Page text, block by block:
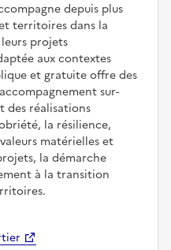
depuis plus
territoires dans la
projets
aux contextes
et gratuite offre des
sur-
des réalisations
la résilience,
matérielles et
la démarche
à la transition